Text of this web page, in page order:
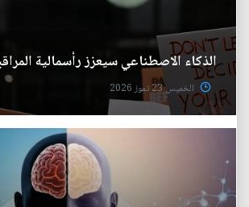
الذكاء الاصطناعي سيعزز رأسمالية
الخميس 23 تموز 2026